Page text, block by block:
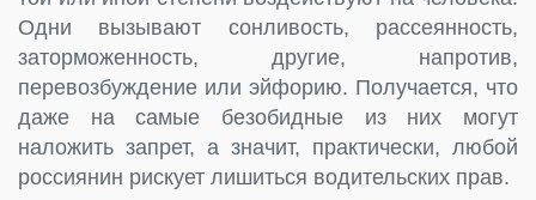
Одни вызывают сонливость, рассеянность,
заторможенность, другие, напротив,
перевозбуждение или эйфорию. Получается, что
даже на самые безобидные из них могут
наложить запрет, а значит, практически, любой
россиянин рискует лишиться водительских прав.